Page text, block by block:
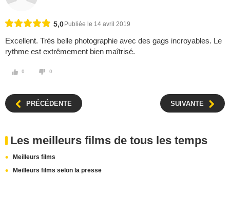
5,0 Publiée le 14 avril 2019
Excellent. Très belle photographie avec des gags incroyables. Le
rythme est extrêmement bien maîtrisé.
0 0
PRÉCÉDENTE SUIVANTE
Les meilleurs films de tous les temps
Meilleurs films
Meilleurs films selon la presse